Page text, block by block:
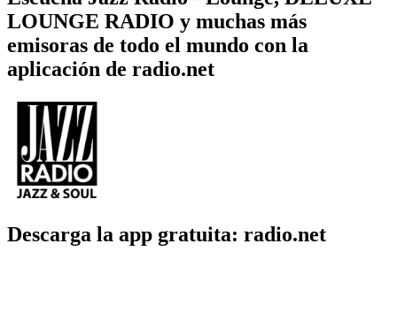
LOUNGE RADIO y muchas más
emisoras de todo el mundo con la
aplicación de radio.net
Descarga la app gratuita: radio.net